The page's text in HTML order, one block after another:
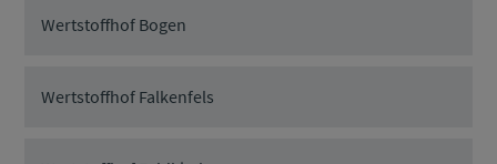
Wertstoffhof Bogen
Wertstoffhof Falkenfels